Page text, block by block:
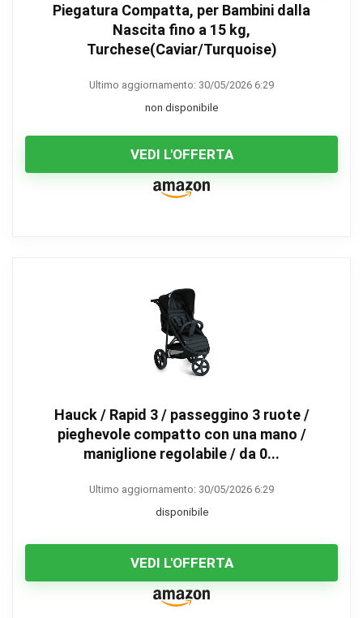
Piegatura Compatta, per Bambini dalla
Nascita fino a 15 kg,
Turchese(Caviar/Turquoise)
Ultimo aggiornamento: 30/05/2026 6:29
non disponibile
VEDI L'OFFERTA
Hauck / Rapid 3 / passeggino 3 ruote /
pieghevole compatto con una mano /
maniglione regolabile / da 0...
Ultimo aggiornamento: 30/05/2026 6:29
disponibile
VEDI L'OFFERTA